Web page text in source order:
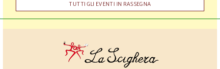
TUTTI GLI EVENTI IN RASSEGNA